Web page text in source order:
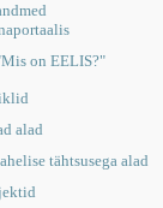
on EELIS?"
alad
tähtsusega alad